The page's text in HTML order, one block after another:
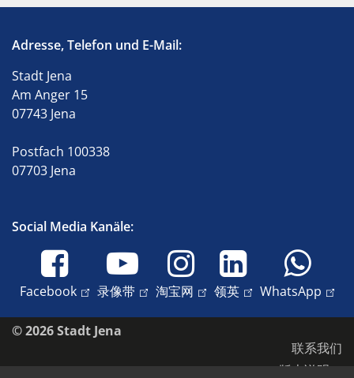
Adresse, Telefon und E-Mail:
Stadt Jena
Am Anger 15
07743 Jena
Postfach 100338
07703 Jena
Social Media Kanäle:
Facebook 录像带 淘宝网 领英 WhatsApp
© 2026 Stadt Jena
联系我们
版本说明